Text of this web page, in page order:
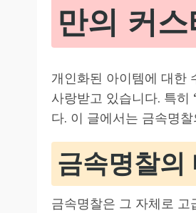
만의 커
개인화된 아이템에 대한
사랑받고 있습니다. 특히
다. 이 글에서는 금속명
금속명찰의
금속명찰은 그 자체로